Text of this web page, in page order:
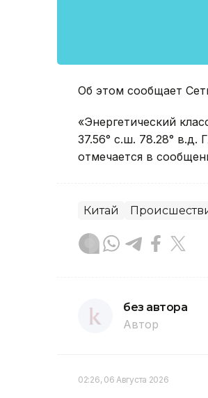
Об этом сообщает
«Энергетический
37.56° с.ш. 78.28°
отмечается в
Китай
без автора
Автор
02:26, 06 Августа 2026